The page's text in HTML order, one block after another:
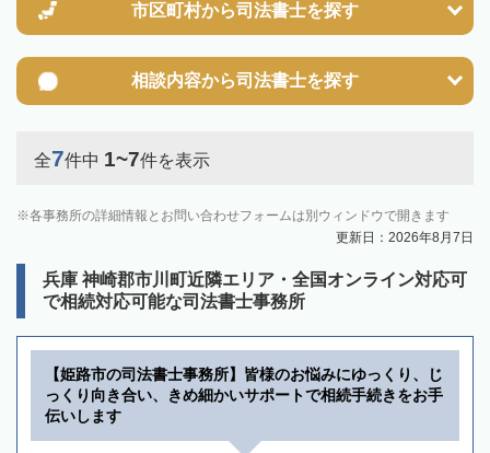
市区町村から司法書士を探す
相談内容から司法書士を探す
全7件中 1~7件を表示
各事務所の詳細情報とお問い合わせフォームは別ウィンドウで開きます
更新日：2026年8月7日
兵庫 神崎郡市川町近隣エリア・全国オンライン対応可
で相続対応可能な司法書士事務所
【姫路市の司法書士事務所】皆様のお悩みにゆっくり、じ
っくり向き合い、きめ細かいサポートで相続手続きをお手
伝いします